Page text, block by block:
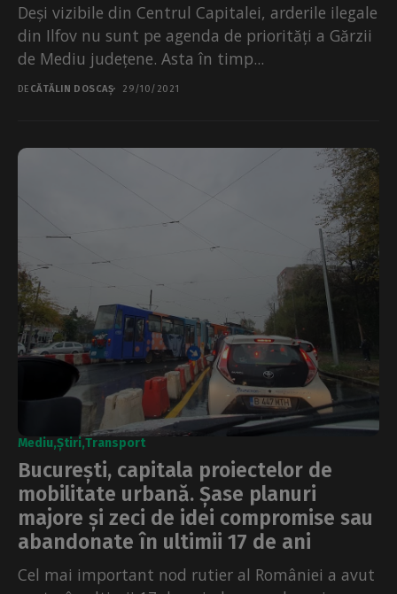
Deși vizibile din Centrul Capitalei, arderile ilegale
din Ilfov nu sunt pe agenda de priorități a Gărzii
de Mediu județene. Asta în timp...
DE CĂTĂLIN DOSCAȘ 29/10/2021
Mediu Știri Transport
București, capitala proiectelor de
mobilitate urbană. Șase planuri
majore și zeci de idei compromise sau
abandonate în ultimii 17 de ani
Cel mai important nod rutier al României a avut